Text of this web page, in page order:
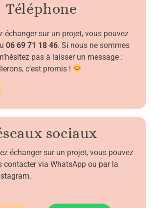
Téléphone
échanger sur un projet, vous pouvez
06 69 71 18 46. Si nous ne sommes
pas à laisser un message :
c’est promis !
sociaux
échanger sur un projet, vous pouvez
contacter via WhatsApp ou par la